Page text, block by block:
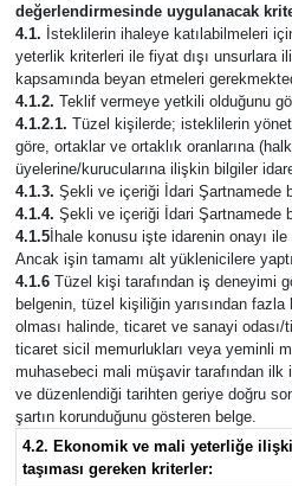
değerlendirmesinde uygulanacak
4.1. İsteklilerin ihaleye katılabilmeleri
yeterlik kriterleri ile fiyat dışı unsurlara
kapsamında beyan etmeleri
4.1.2. Teklif vermeye yetkili olduğunu
4.1.2.1. Tüzel kişilerde; isteklilerin
göre, ortaklar ve ortaklık oranlarına
üyelerine/kurucularına ilişkin bilgiler
4.1.3. Şekli ve içeriği İdari Şartnamede
4.1.4. Şekli ve içeriği İdari Şartnamede
4.1.5İhale konusu işte idarenin onayı ile
Ancak işin tamamı alt yüklenicilere
4.1.6Tüzel kişi tarafından iş deneyimi
belgenin, tüzel kişiliğin yarısından
olması halinde, ticaret ve sanayi
ticaret sicil memurlukları veya yeminli
muhasebeci mali müşavir tarafından ilk
ve düzenlendiği tarihten geriye doğru
şartın korunduğunu gösteren belge.
4.2. Ekonomik ve mali yeterliğe
taşıması gereken kriterler: